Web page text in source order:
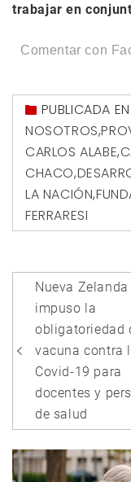
trabajar en
Comentar con
PUBLICADA
NOSOTROS,
CARLOS ALABE,
CHACO,
LA NACIÓN,
FERRARESI
de
entradas
Nueva Zelanda
impuso la
obligatoriedad
vacuna contra
Covid-19 para
docentes y
de salud